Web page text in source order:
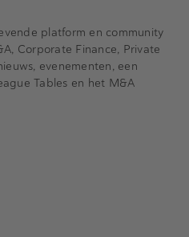
platform en community
Corporate Finance, Private
evenementen, een
Tables en het M&A